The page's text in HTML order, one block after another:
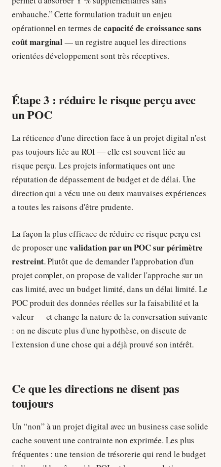
embauche.” Cette formulation traduit un enjeu
opérationnel en termes de capacité de croissance sans
coût marginal— un registre auquel les directions
orientées développement sont très réceptives.
Étape 3 : réduire le risque perçu avec
un POC
La réticence d'une direction face à un projet digital n'est
pas toujours liée au ROI — elle est souvent liée au
risque perçu. Les projets informatiques ont une
réputation de dépassement de budget et de délai. Une
direction qui a vécu une ou deux mauvaises expériences
a toutes les raisons d'être prudente.
La façon la plus efficace de réduire ce risque perçu est
de proposer unevalidation par un POC sur périmètre
restreint. Plutôt que de demander l'approbation d'un
projet complet, on propose de valider l'approche sur un
cas limité, avec un budget limité, dans un délai limité. Le
POC produit des données réelles sur la faisabilité et la
valeur — et change la nature de la conversation suivante
: on ne discute plus d'une hypothèse, on discute de
l'extension d'une chose qui a déjà prouvé son intérêt.
Ce que les directions ne disent pas
toujours
Un “non” à un projet digital avec un business case solide
cache souvent une contrainte non exprimée. Les plus
fréquentes : une tension de trésorerie qui rend le budget